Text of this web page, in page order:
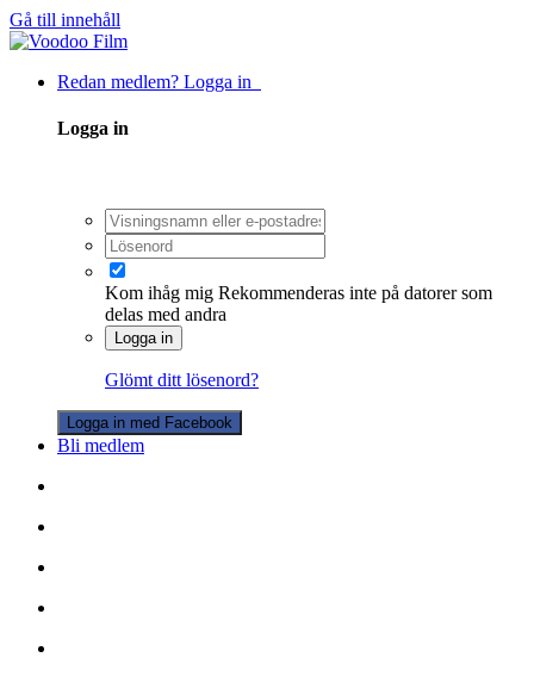
Gå till innehåll
Redan medlem? Logga in
Logga in
Kom ihåg mig Rekommenderas inte på datorer som
delas med andra
Logga in
Glömt ditt lösenord?
Logga in med Facebook
Bli medlem